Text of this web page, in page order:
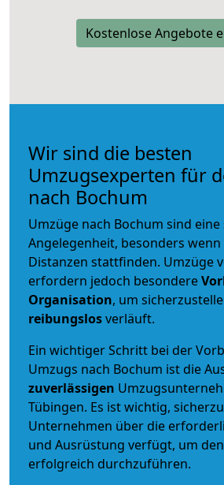
Kostenlose Angebote
Wir sind die besten
Umzugsexperten für
nach Bochum
Umzüge nach Bochum sind
Angelegenheit, besonders
Distanzen stattfinden. Umzüge
erfordern jedoch besondere
Organisation, um
reibungslosverläuft.
Ein wichtiger Schritt bei der
Umzugs nach Bochum ist die
zuverlässigen
Tübingen. Es ist wichtig,
Unternehmen über die
und Ausrüstung verfügt, um
erfolgreich durchzuführen.